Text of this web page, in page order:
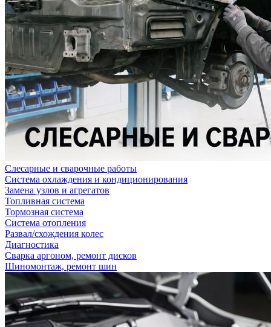
Слесарные и сварочные работы
Система охлаждения и кондиционирования
Замена узлов и агрегатов
Топливная система
Тормозная система
Система отопления
Развал/схождения колес
Диагностика
Сварка аргоном, ремонт дисков
Шиномонтаж, ремонт шин